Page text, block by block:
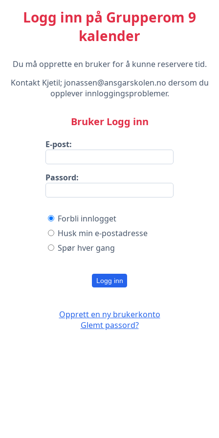
Logg inn på Grupperom 9
kalender
Du må opprette en bruker for å kunne reservere tid.
Kontakt Kjetil; jonassen@ansgarskolen.no dersom du
opplever innloggingsproblemer.
Bruker Logg inn
E-post:
Passord:
Forbli innlogget
Husk min e-postadresse
Spør hver gang
Logg inn
Opprett en ny brukerkonto
Glemt passord?